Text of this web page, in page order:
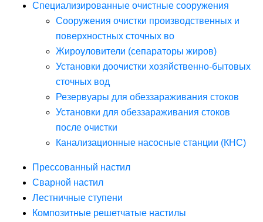
Специализированные очистные сооружения
Сооружения очистки производственных и
поверхностных сточных во
Жироуловители (сепараторы жиров)
Установки доочистки хозяйственно-бытовых
сточных вод
Резервуары для обеззараживания стоков
Установки для обеззараживания стоков
после очистки
Канализационные насосные станции (КНС)
Прессованный настил
Сварной настил
Лестничные ступени
Композитные решетчатые настилы